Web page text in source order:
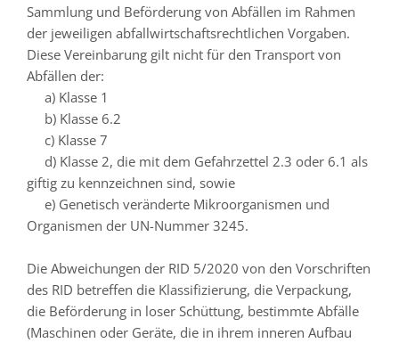
Sammlung und Beförderung von Abfällen im Rahmen
der jeweiligen abfallwirtschaftsrechtlichen Vorgaben.
Diese Vereinbarung gilt nicht für den Transport von
Abfällen der:
a) Klasse 1
b) Klasse 6.2
c) Klasse 7
d) Klasse 2, die mit dem Gefahrzettel 2.3 oder 6.1 als
giftig zu kennzeichnen sind, sowie
e) Genetisch veränderte Mikroorganismen und
Organismen der UN-Nummer 3245.
Die Abweichungen der RID 5/2020 von den Vorschriften
des RID betreffen die Klassifizierung, die Verpackung,
die Beförderung in loser Schüttung, bestimmte Abfälle
(Maschinen oder Geräte, die in ihrem inneren Aufbau